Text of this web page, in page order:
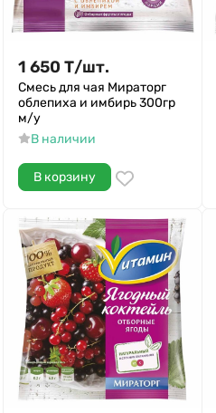
1 650 Т/шт.
Смесь для чая Мираторг
облепиха и имбирь 300гр
м/у
В наличии
В корзину